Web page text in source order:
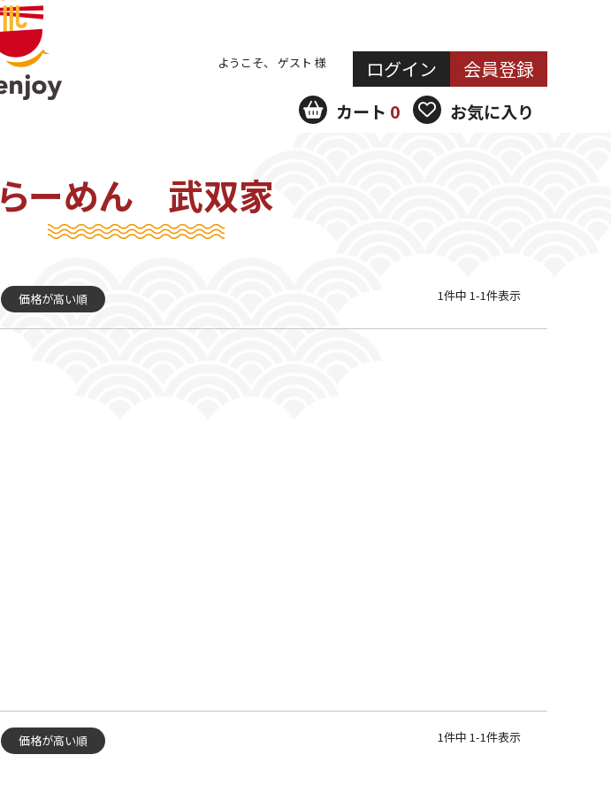
ようこそ、 ゲスト 様 ログイン 会員登録
カート 0 お気に入り
らーめん 武双家
価格が高い順 1件中 1-1件表示
価格が高い順 1件中 1-1件表示